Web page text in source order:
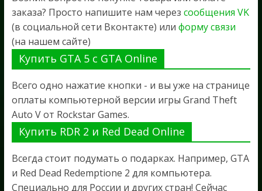
заказа? Просто напишите нам через сообщения VK
(в социальной сети Вконтакте) или форму связи
(на нашем сайте)
Купить GTA 5 с GTA Online
Всего одно нажатие кнопки - и вы уже на странице
оплаты компьютерной версии игры Grand Theft
Auto V от Rockstar Games.
Купить RDR 2 и Red Dead Online
Всегда стоит подумать о подарках. Например, GTA
и Red Dead Redemptione 2 для компьютера.
Специально для России и других стран! Сейчас